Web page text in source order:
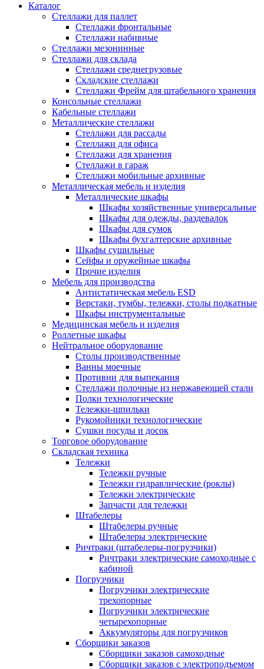
Каталог
Стеллажи для паллет
Стеллажи фронтальные
Стеллажи набивные
Стеллажи мезонинные
Стеллажи для склада
Стеллажи среднегрузовые
Складские стеллажи
Стеллажи Фрейм для штабельного хранения
Консольные стеллажи
Кабельные стеллажи
Металлические стеллажи
Стеллажи для рассады
Стеллажи для офиса
Стеллажи для хранения
Стеллажи в гараж
Стеллажи мобильные архивные
Металлическая мебель и изделия
Металлические шкафы
Шкафы хозяйственные универсальные
Шкафы для одежды, раздевалок
Шкафы для сумок
Шкафы бухгалтерские архивные
Шкафы сушильные
Сейфы и оружейные шкафы
Прочие изделия
Мебель для производства
Антистатическая мебель ESD
Верстаки, тумбы, тележки, столы подкатные
Шкафы инструментальные
Медицинская мебель и изделия
Роллетные шкафы
Нейтральное оборудование
Столы производственные
Ванны моечные
Противни для выпекания
Стеллажи полочные из нержавеющей стали
Полки технологические
Тележки-шпильки
Рукомойники технологические
Сушки посуды и досок
Торговое оборудование
Складская техника
Тележки
Тележки ручные
Тележки гидравлические (роклы)
Тележки электрические
Запчасти для тележки
Штабелеры
Штабелеры ручные
Штабелеры электрические
Ричтраки (штабелеры-погрузчики)
Ричтраки электрические самоходные с
кабиной
Погрузчики
Погрузчики электрические
трехопорные
Погрузчики электрические
четырехопорные
Аккумуляторы для погрузчиков
Сборщики заказов
Сборщики заказов самоходные
Сборщики заказов с электроподъемом